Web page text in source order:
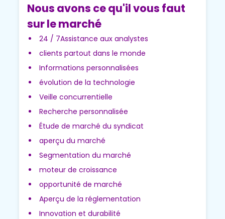
Nous avons ce qu'il vous faut
sur le marché
24 / 7Assistance aux analystes
clients partout dans le monde
Informations personnalisées
évolution de la technologie
Veille concurrentielle
Recherche personnalisée
Étude de marché du syndicat
aperçu du marché
Segmentation du marché
moteur de croissance
opportunité de marché
Aperçu de la réglementation
Innovation et durabilité